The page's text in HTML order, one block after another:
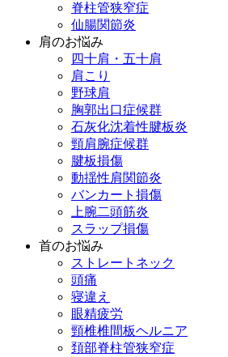
脊柱管狭窄症
仙腸関節炎
肩のお悩み
四十肩・五十肩
肩こり
野球肩
胸郭出口症候群
石灰化沈着性腱板炎
頸肩腕症候群
腱板損傷
動揺性肩関節炎
バンカート損傷
上腕二頭筋炎
スラップ損傷
首のお悩み
ストレートネック
頭痛
寝違え
眼精疲労
頸椎椎間板ヘルニア
頚部脊柱管狭窄症